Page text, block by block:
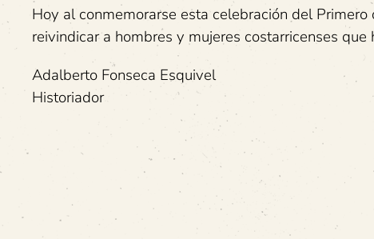
Hoy al conmemorarse esta celebración del
reivindicar a hombres y mujeres costarricenses
Adalberto Fonseca Esquivel
Historiador